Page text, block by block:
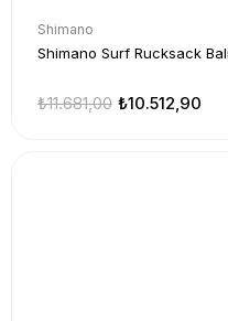
Shimano
Shimano Surf Rucksack
₺10.512,90
₺11.681,00